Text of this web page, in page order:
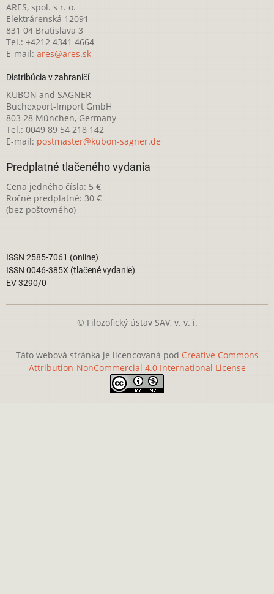
ARES, spol. s r. o.
Elektrárenská 12091
831 04 Bratislava 3
Tel.: +4212 4341 4664
E-mail: ares@ares.sk
Distribúcia v zahraničí
KUBON and SAGNER
Buchexport-Import GmbH
803 28 München, Germany
Tel.: 0049 89 54 218 142
E-mail: postmaster@kubon-sagner.de
Predplatné tlačeného vydania
Cena jedného čísla: 5 €
Ročné predplatné: 30 €
(bez poštovného)
ISSN 2585-7061 (online)
ISSN 0046-385X (tlačené vydanie)
EV 3290/0
© Filozofický ústav SAV, v. v. i.
Táto webová stránka je licencovaná pod Creative Commons
Attribution-NonCommercial 4.0 International License